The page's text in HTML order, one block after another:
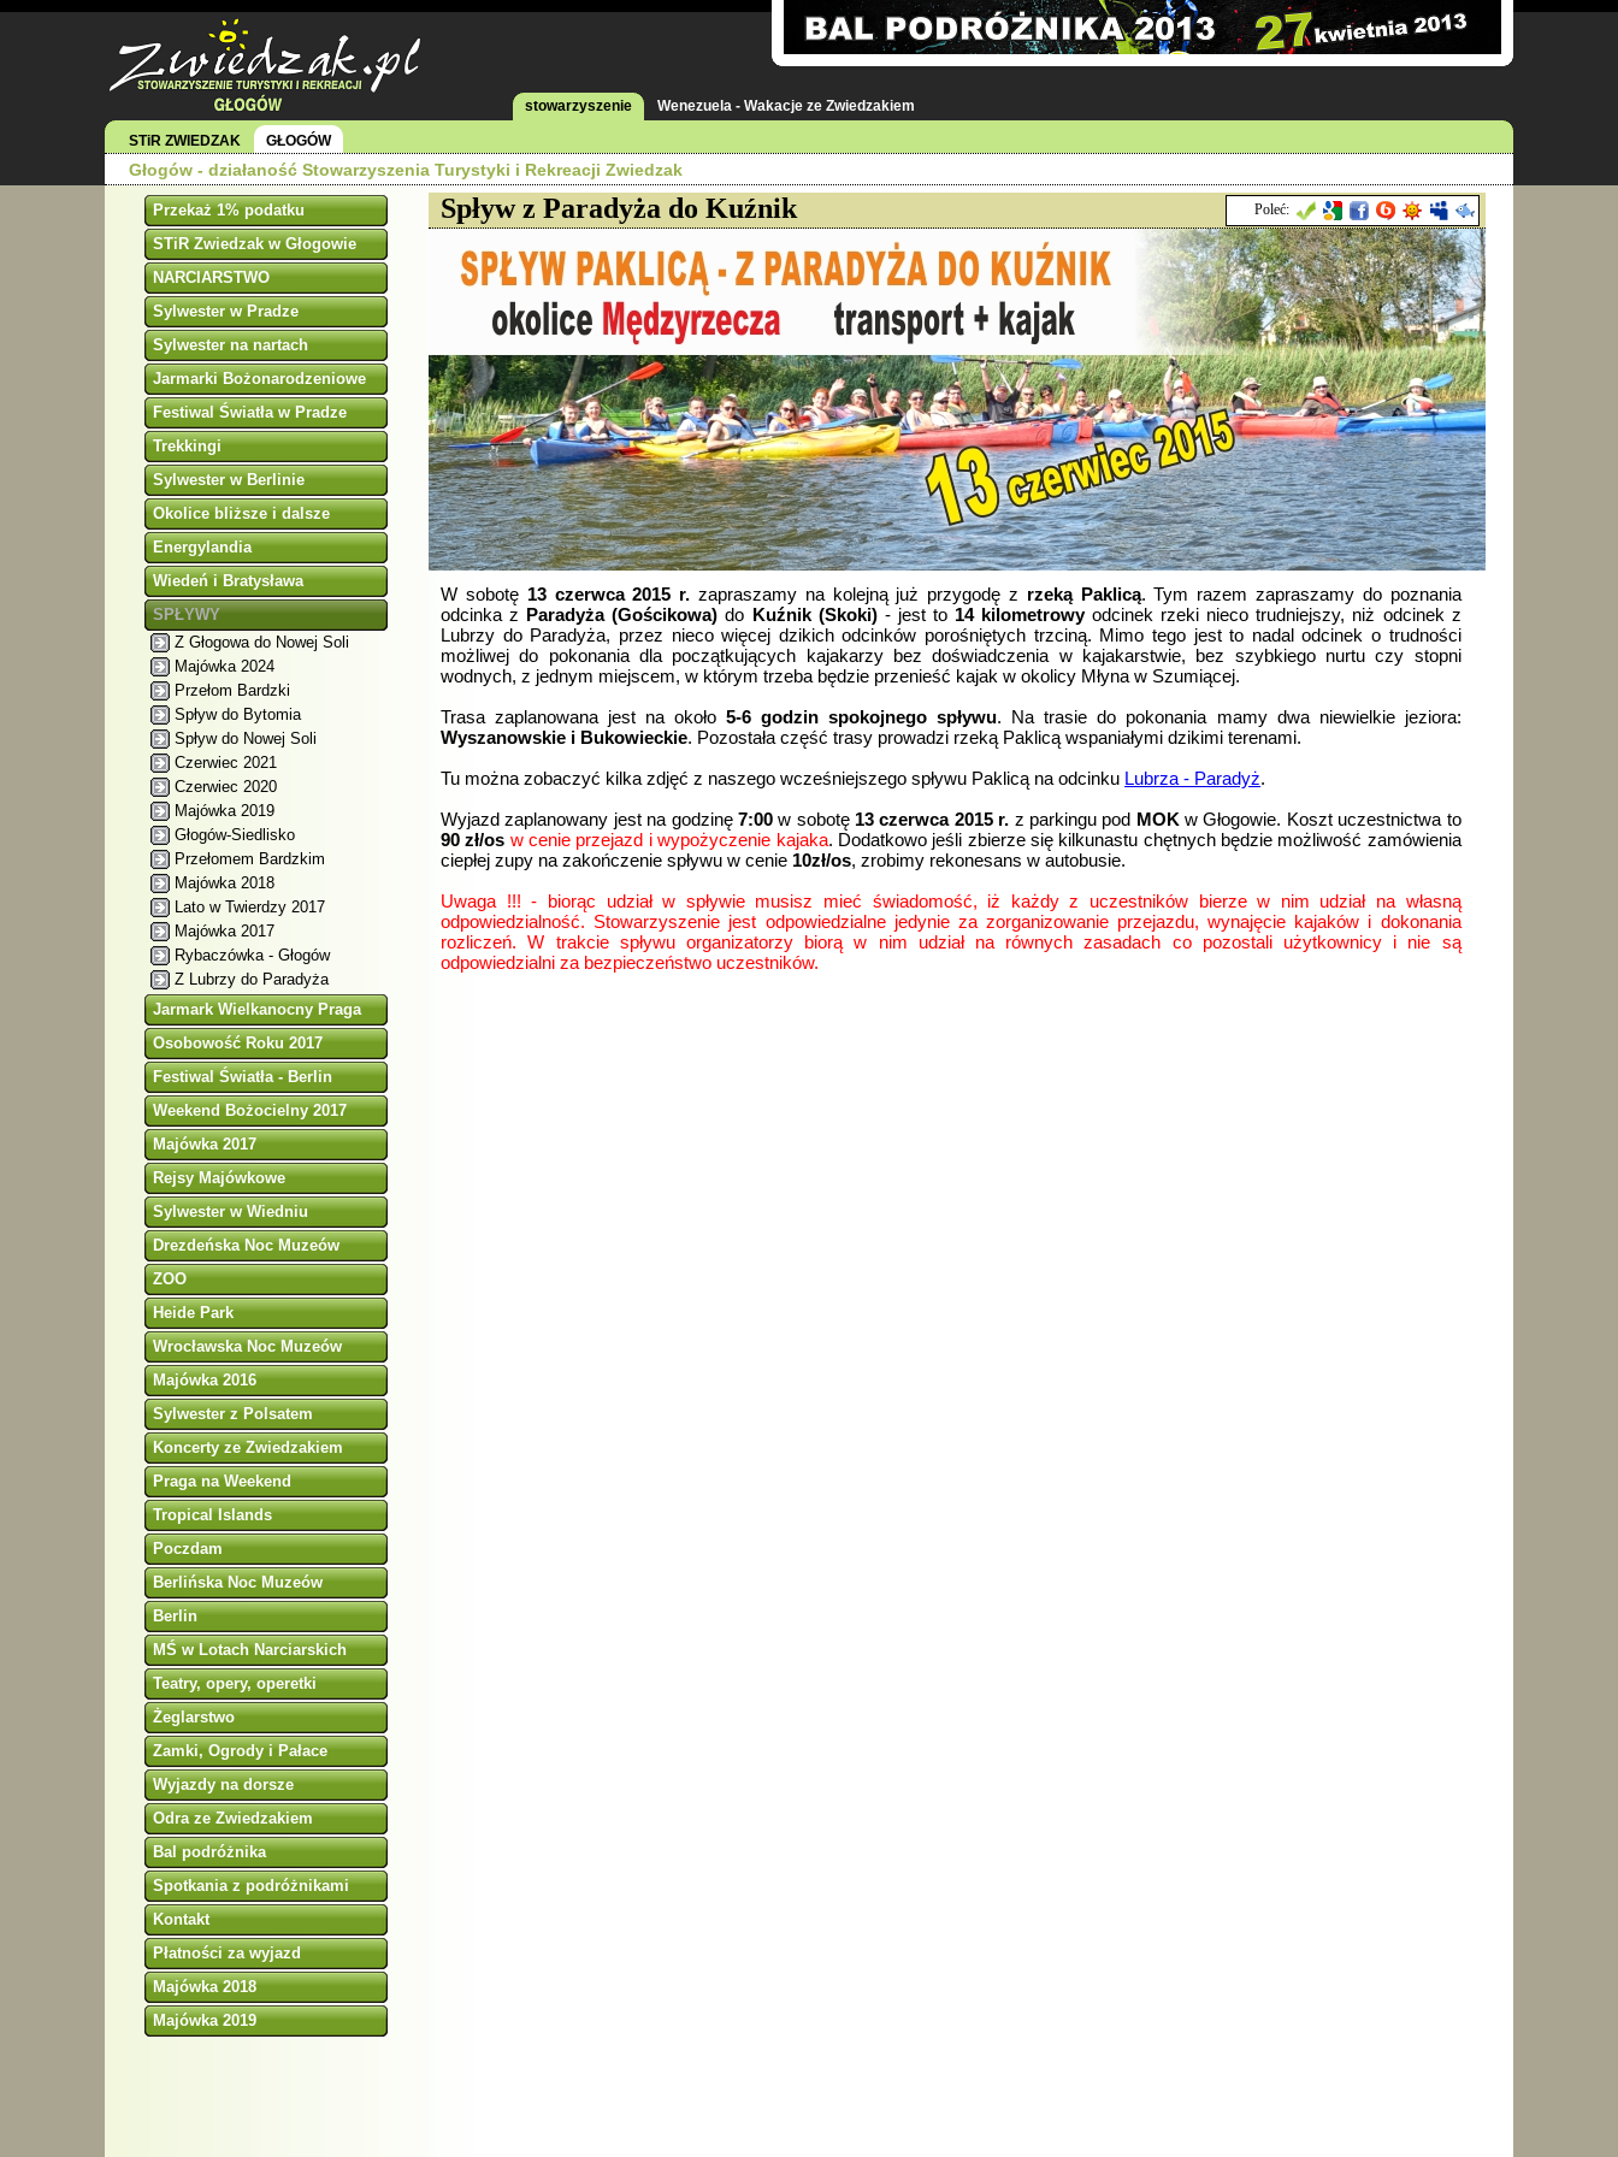
stowarzyszenie Wenezuela - Wakacje ze Zwiedzakiem
STiR ZWIEDZAK GŁOGÓW
Głogów - działaność Stowarzyszenia Turystyki i Rekreacji Zwiedzak
Przekaż 1% podatku
STiR Zwiedzak w Głogowie
NARCIARSTWO
Sylwester w Pradze
Sylwester na nartach
Jarmarki Bożonarodzeniowe
Festiwal Światła w Pradze
Trekkingi
Sylwester w Berlinie
Okolice bliższe i dalsze
Energylandia
Wiedeń i Bratysława
SPŁYWY
Z Głogowa do Nowej Soli
Majówka 2024
Przełom Bardzki
Spływ do Bytomia
Spływ do Nowej Soli
Czerwiec 2021
Czerwiec 2020
Majówka 2019
Głogów-Siedlisko
Przełomem Bardzkim
Majówka 2018
Lato w Twierdzy 2017
Majówka 2017
Rybaczówka - Głogów
Z Lubrzy do Paradyża
Jarmark Wielkanocny Praga
Osobowość Roku 2017
Festiwal Światła - Berlin
Weekend Bożocielny 2017
Majówka 2017
Rejsy Majówkowe
Sylwester w Wiedniu
Drezdeńska Noc Muzeów
ZOO
Heide Park
Wrocławska Noc Muzeów
Majówka 2016
Sylwester z Polsatem
Koncerty ze Zwiedzakiem
Praga na Weekend
Tropical Islands
Poczdam
Berlińska Noc Muzeów
Berlin
MŚ w Lotach Narciarskich
Teatry, opery, operetki
Żeglarstwo
Zamki, Ogrody i Pałace
Wyjazdy na dorsze
Odra ze Zwiedzakiem
Bal podróżnika
Spotkania z podróżnikami
Kontakt
Płatności za wyjazd
Majówka 2018
Majówka 2019
Spływ z Paradyża do Kuźnik Poleć:
W sobotę 13 czerwca 2015 r. zapraszamy na kolejną już przygodę z rzeką Paklicą. Tym razem zapraszamy do poznania
odcinka z Paradyża (Gościkowa) do Kuźnik (Skoki)- jest to 14 kilometrowyodcinek rzeki nieco trudniejszy, niż odcinek z
Lubrzy do Paradyża, przez nieco więcej dzikich odcinków porośniętych trzciną. Mimo tego jest to nadal odcinek o trudności
możliwej do pokonania dla początkujących kajakarzy bez doświadczenia w kajakarstwie, bez szybkiego nurtu czy stopni
wodnych, z jednym miejscem, w którym trzeba będzie przenieść kajak w okolicy Młyna w Szumiącej.
Trasa zaplanowana jest na około5-6 godzin spokojnego spływu. Na trasie do pokonania mamy dwa niewielkie jeziora:
Wyszanowskie i Bukowieckie. Pozostała część trasy prowadzi rzeką Paklicą wspaniałymi dzikimi terenami.
Tu można zobaczyć kilka zdjęć z naszego wcześniejszego spływu Paklicą na odcinku Lubrza - Paradyż.
Wyjazd zaplanowany jest na godzinę 7:00w sobotę 13 czerwca 2015 r. z parkingu pod MOK w Głogowie. Koszt uczestnictwa to
90 zł/os w cenie przejazd i wypożyczenie kajaka. Dodatkowo jeśli zbierze się kilkunastu chętnych będzie możliwość zamówienia
ciepłej zupy na zakończenie spływu w cenie 10zł/os, zrobimy rekonesans w autobusie.
Uwaga !!! - biorąc udział w spływie musisz mieć świadomość, iż każdy z uczestników bierze w nim udział na własną
odpowiedzialność. Stowarzyszenie jest odpowiedzialne jedynie za zorganizowanie przejazdu, wynajęcie kajaków i dokonania
rozliczeń. W trakcie spływu organizatorzy biorą w nim udział na równych zasadach co pozostali użytkownicy i nie są
odpowiedzialni za bezpieczeństwo uczestników.